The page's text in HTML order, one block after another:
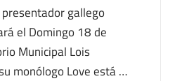
gallego
el Domingo 18 de
Municipal Lois
monólogo Love está en